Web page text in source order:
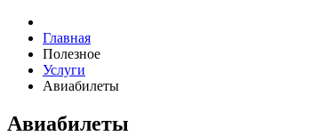
Главная
Полезное
Услуги
Авиабилеты
Авиабилеты